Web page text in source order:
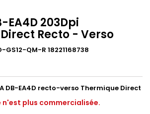
EA4D 203Dpi
Recto - Verso
GS12-QM-R 18221168738
DB-EA4D recto-verso Thermique Direct
plus commercialisée.